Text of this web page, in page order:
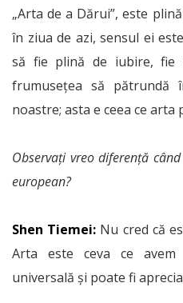
„Arta de a Dărui”, este
în ziua de azi, sensul ei
să fie plină de iubire, fie
frumusețea să pătrundă
noastre; asta e ceea ce
Observați vreo diferență
european?
Shen Tiemei: Nu cred că
Arta este ceva ce
universală și poate fi